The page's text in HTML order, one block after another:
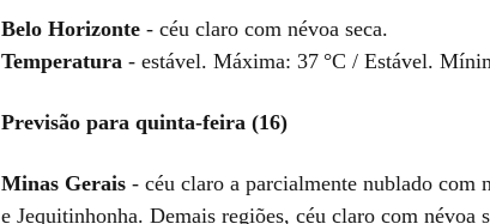
Belo Horizonte - céu claro com névoa seca.
Temperatura - estável. Máxima: 37 °C / Estável.
Previsão para quinta-feira (16)
Minas Gerais - céu claro a parcialmente nublado com
e Jequitinhonha. Demais regiões, céu claro com névoa